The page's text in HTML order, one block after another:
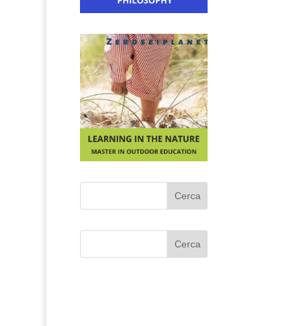
Cerca
Cerca